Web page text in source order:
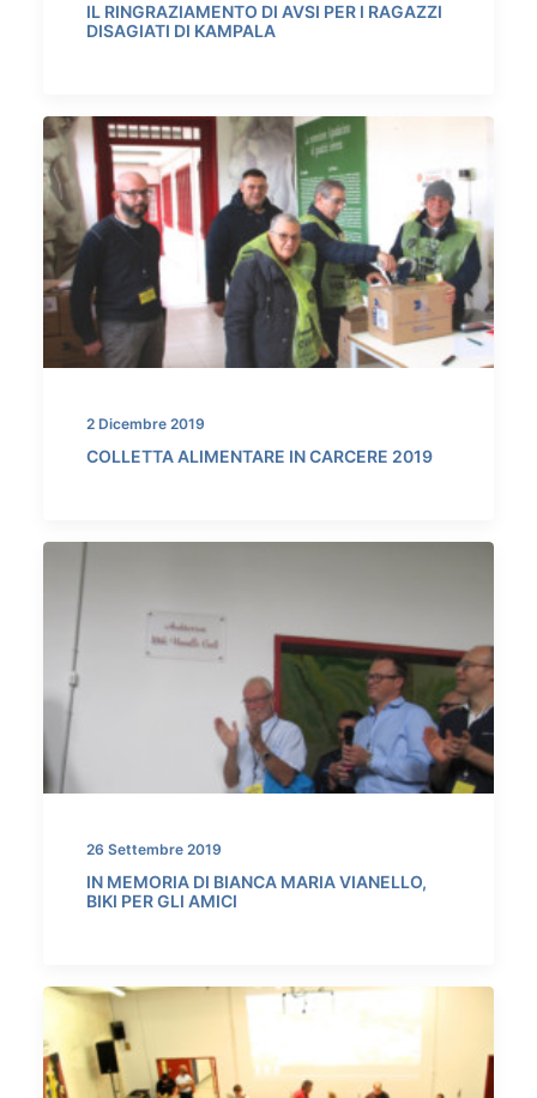
IL RINGRAZIAMENTO DI AVSI PER I RAGAZZI
DISAGIATI DI KAMPALA
2 Dicembre 2019
COLLETTA ALIMENTARE IN CARCERE 2019
26 Settembre 2019
IN MEMORIA DI BIANCA MARIA VIANELLO,
BIKI PER GLI AMICI